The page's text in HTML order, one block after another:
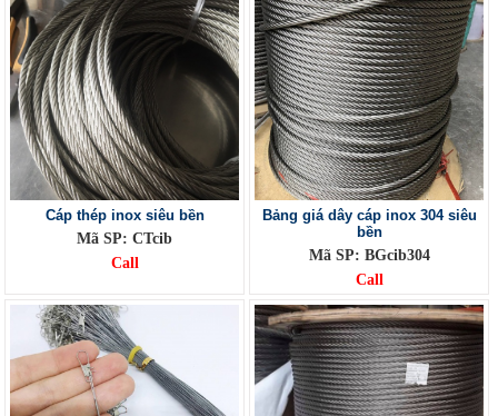
Cáp thép inox siêu bền
Mã SP: CTcib
Call
Bảng giá dây cáp inox 304 siêu
bền
Mã SP: BGcib304
Call